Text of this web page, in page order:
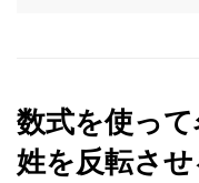
数式を使っ
姓を反転させ